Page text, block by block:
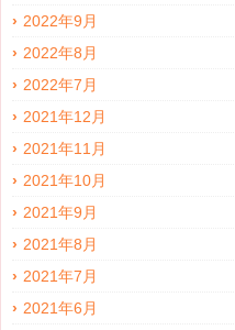
2022年9月
2022年8月
2022年7月
2021年12月
2021年11月
2021年10月
2021年9月
2021年8月
2021年7月
2021年6月